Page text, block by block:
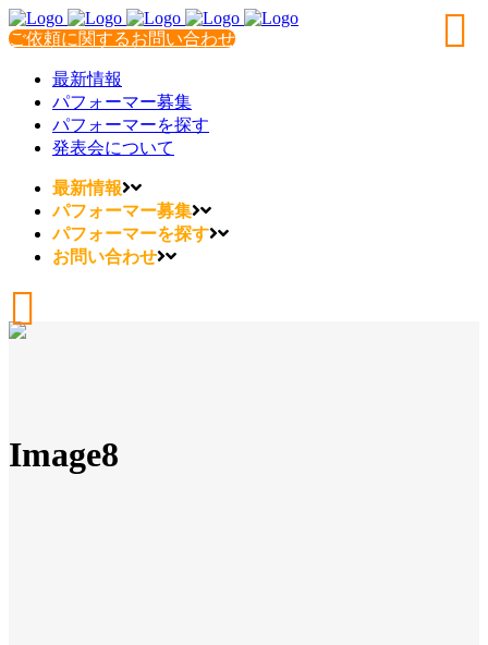
ご依頼に関するお問い合わせ
最新情報
パフォーマー募集
パフォーマーを探す
発表会について
最新情報
パフォーマー募集
パフォーマーを探す
お問い合わせ
Image8